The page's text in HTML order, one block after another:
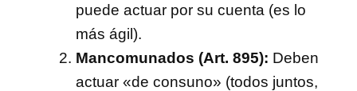
puede actuar por su cuenta (es lo
más ágil).
Mancomunados (Art. 895): Deben
actuar «de consuno» (todos juntos,